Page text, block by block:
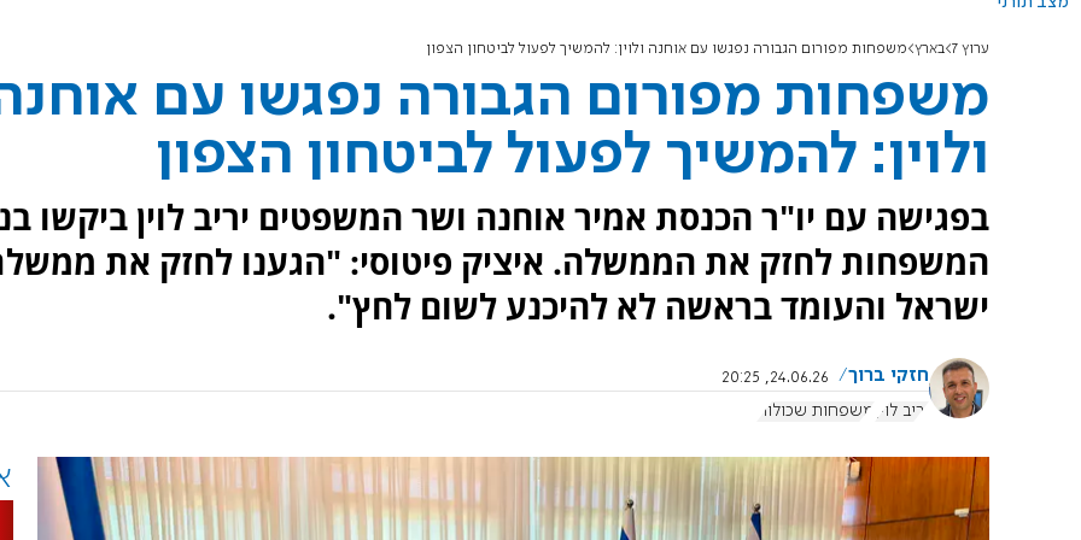
ערוץ 7 בארץ משפחות מפורום הגבורה נפגשו עם אוחנה ולוין: להמשיך לפעול לביטחון הצפון
משפחות מפורום הגבורה נפגשו עם
ולוין: להמשיך לפעול לביטחון הצפון
בפגישה עם יו"ר הכנסת אמיר אוחנה ושר המשפטים יריב לוין ביקשו
המשפחות לחזק את הממשלה. איציק פיטוסי: "הגענו לחזק את
ישראל והעומד בראשה לא להיכנע לשום לחץ".
חזקי ברוך
24.06.26, 20:25
יריב לוין
משפחות שכולות